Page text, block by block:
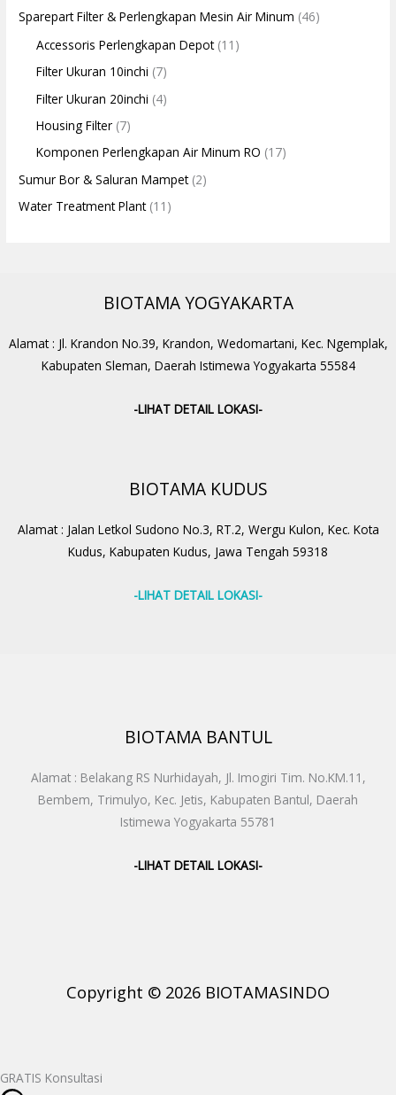
Sparepart Filter & Perlengkapan Mesin Air Minum (46)
Accessoris Perlengkapan Depot(11)
Filter Ukuran 10inchi (7)
Filter Ukuran 20inchi (4)
Housing Filter (7)
Komponen Perlengkapan Air Minum RO (17)
Sumur Bor & Saluran Mampet(2)
Water Treatment Plant(11)
BIOTAMA YOGYAKARTA
Alamat : Jl. Krandon No.39, Krandon, Wedomartani, Kec. Ngemplak,
Kabupaten Sleman, Daerah Istimewa Yogyakarta 55584
-LIHAT DETAIL LOKASI-
BIOTAMA KUDUS
Alamat : Jalan Letkol Sudono No.3, RT.2, Wergu Kulon, Kec. Kota
Kudus, Kabupaten Kudus, Jawa Tengah 59318
-LIHAT DETAIL LOKASI-
BIOTAMA BANTUL
Alamat : Belakang RS Nurhidayah, Jl. Imogiri Tim. No.KM.11,
Bembem, Trimulyo, Kec. Jetis, Kabupaten Bantul, Daerah
Istimewa Yogyakarta 55781
-LIHAT DETAIL LOKASI-
Copyright © 2026 BIOTAMASINDO
GRATIS Konsultasi